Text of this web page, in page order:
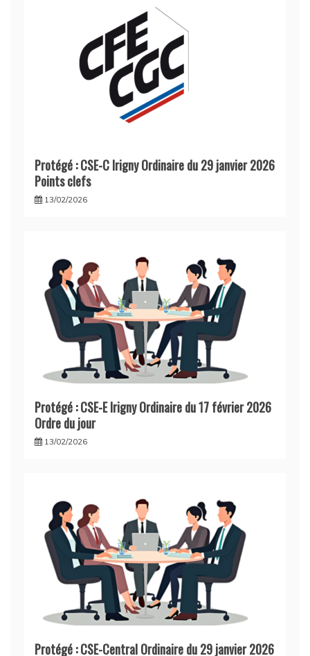
Protégé : CSE-C Irigny Ordinaire du 29 janvier 2026
Points clefs
13/02/2026
Protégé : CSE-E Irigny Ordinaire du 17 février 2026
Ordre du jour
13/02/2026
Protégé : CSE-Central Ordinaire du 29 janvier 2026